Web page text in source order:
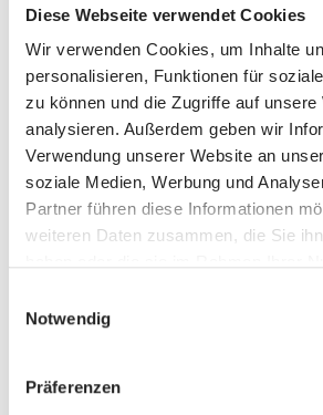
Diese Webseite verwendet Cookies
Wir verwenden Cookies, um Inhalte
personalisieren, Funktionen für
zu können und die Zugriffe auf unsere
analysieren. Außerdem geben wir
Verwendung unserer Website an
soziale Medien, Werbung und
Partner führen diese Informationen
weiteren Daten zusammen, die Sie
Notwendig
Präferenzen
/>Also ab auf die Couch und
Schmunzelmodus an!<br />
erwarten Spannung, Humor
prickelnde Beziehungskiste mit
oberbayerischem
regionalkrimi&nbsp;&hearts;
&hearts; bayernkrimi &hearts;